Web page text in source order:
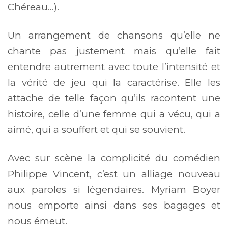
Chéreau…).
Un arrangement de chansons qu’elle ne
chante pas justement mais qu’elle fait
entendre autrement avec toute l’intensité et
la vérité de jeu qui la caractérise. Elle les
attache de telle façon qu’ils racontent une
histoire, celle d’une femme qui a vécu, qui a
aimé, qui a souffert et qui se souvient.
Avec sur scène la complicité du comédien
Philippe Vincent, c’est un alliage nouveau
aux paroles si légendaires. Myriam Boyer
nous emporte ainsi dans ses bagages et
nous émeut.